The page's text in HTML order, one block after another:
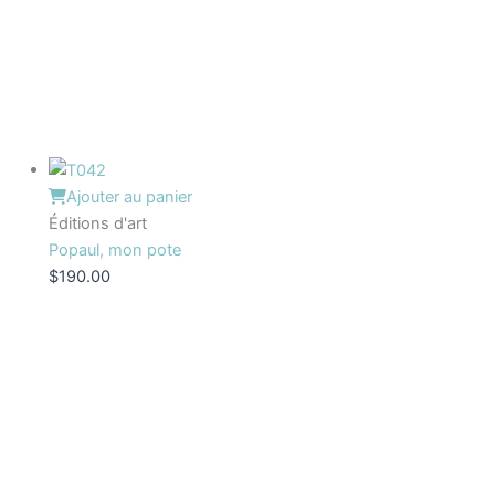
Ajouter au panier
Éditions d'art
Popaul, mon pote
$190.00